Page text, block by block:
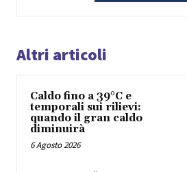
Altri articoli
Caldo fino a 39°C e
temporali sui rilievi:
quando il gran caldo
diminuirà
6 Agosto 2026